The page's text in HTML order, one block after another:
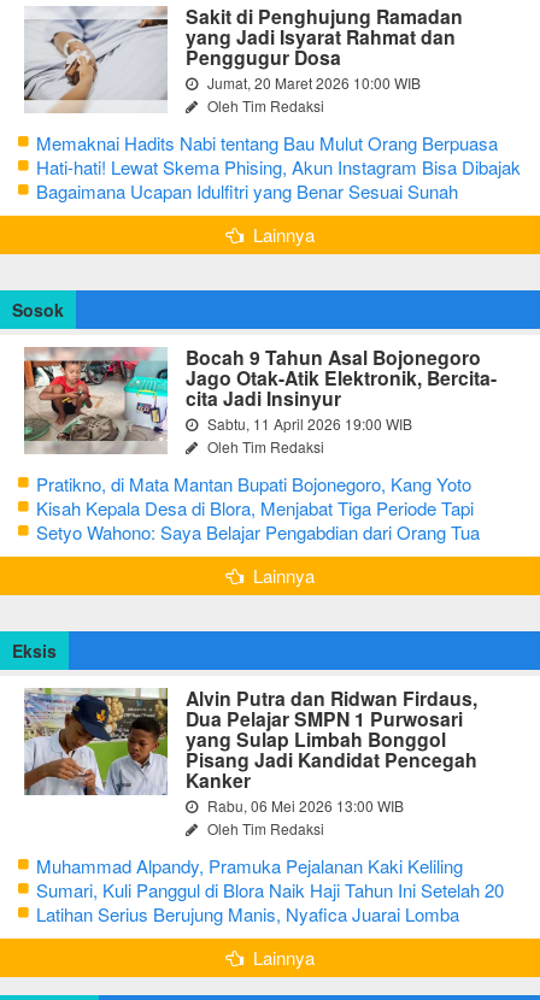
Sakit di Penghujung Ramadan
yang Jadi Isyarat Rahmat dan
Penggugur Dosa
Jumat, 20 Maret 2026 10:00 WIB
Oleh Tim Redaksi
Memaknai Hadits Nabi tentang Bau Mulut Orang Berpuasa
Secara Bijak Agar Tidak Menggangu
Hati-hati! Lewat Skema Phising, Akun Instagram Bisa Dibajak
Kurang dari 3 Menit
Bagaimana Ucapan Idulfitri yang Benar Sesuai Sunah
Rasulullah
Lainnya
Sosok
Bocah 9 Tahun Asal Bojonegoro
Jago Otak-Atik Elektronik, Bercita-
cita Jadi Insinyur
Sabtu, 11 April 2026 19:00 WIB
Oleh Tim Redaksi
Pratikno, di Mata Mantan Bupati Bojonegoro, Kang Yoto
Kisah Kepala Desa di Blora, Menjabat Tiga Periode Tapi
Masih Hidup Sederhana
Setyo Wahono: Saya Belajar Pengabdian dari Orang Tua
Lainnya
Eksis
Alvin Putra dan Ridwan Firdaus,
Dua Pelajar SMPN 1 Purwosari
yang Sulap Limbah Bonggol
Pisang Jadi Kandidat Pencegah
Kanker
Rabu, 06 Mei 2026 13:00 WIB
Oleh Tim Redaksi
Muhammad Alpandy, Pramuka Pejalanan Kaki Keliling
Nusantara dengan Misi Literasi Budaya
Sumari, Kuli Panggul di Blora Naik Haji Tahun Ini Setelah 20
Tahun Sisihkan Uang Receh
Latihan Serius Berujung Manis, Nyafica Juarai Lomba
Bertutur tentang Nilai Hidup Orang Samin
Lainnya